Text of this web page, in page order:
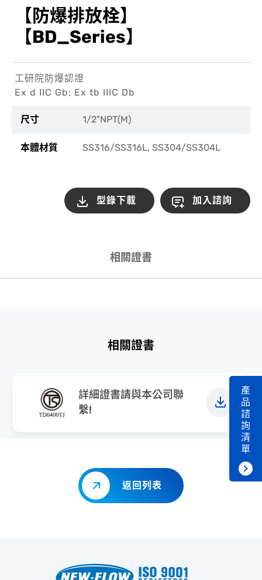
【防爆排放栓】
【BD_Series】
工研院防爆認證
Ex d IIC Gb; Ex tb IIIC Db
尺寸 1/2"NPT(M)
本體材質 SS316/SS316L, SS304/SS304L
型錄下載 加入諮詢
相關證書
相關證書
詳細證書請與本公司聯
繫!
返回列表
產
品
諮
詢
清
單